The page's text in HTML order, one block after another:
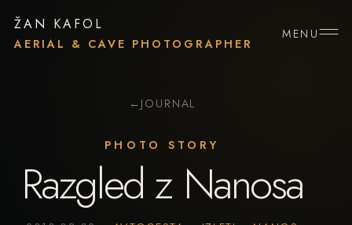
ŽAN KAFOL
AERIAL & CAVE PHOTOGRAPHER
MENU
← JOURNAL
PHOTO STORY
Razgled z Nanosa